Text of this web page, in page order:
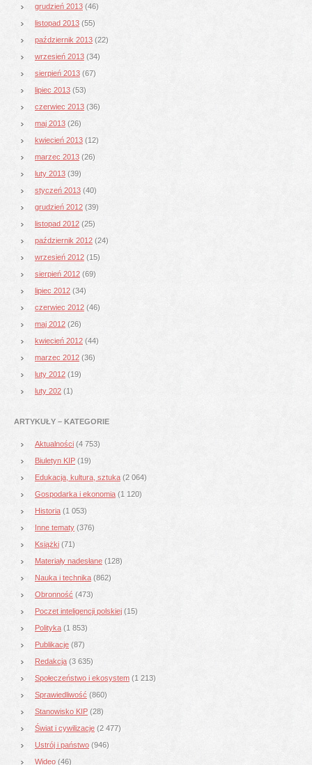
grudzień 2013 (46)
listopad 2013 (55)
październik 2013 (22)
wrzesień 2013 (34)
sierpień 2013 (67)
lipiec 2013 (53)
czerwiec 2013 (36)
maj 2013 (26)
kwiecień 2013 (12)
marzec 2013 (26)
luty 2013 (39)
styczeń 2013 (40)
grudzień 2012 (39)
listopad 2012 (25)
październik 2012 (24)
wrzesień 2012 (15)
sierpień 2012 (69)
lipiec 2012 (34)
czerwiec 2012 (46)
maj 2012 (26)
kwiecień 2012 (44)
marzec 2012 (36)
luty 2012 (19)
luty 202 (1)
ARTYKUŁY – KATEGORIE
Aktualności (4 753)
Biuletyn KIP (19)
Edukacja, kultura, sztuka (2 064)
Gospodarka i ekonomia (1 120)
Historia (1 053)
Inne tematy (376)
Książki (71)
Materiały nadesłane (128)
Nauka i technika (862)
Obronność (473)
Poczet inteligencji polskiej (15)
Polityka (1 853)
Publikacje (87)
Redakcja (3 635)
Społeczeństwo i ekosystem (1 213)
Sprawiedliwość (860)
Stanowisko KIP (28)
Świat i cywilizacje (2 477)
Ustrój i państwo (946)
Wideo (46)